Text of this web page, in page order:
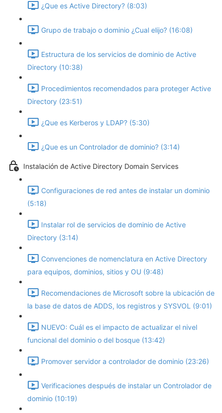
¿Que es Active Directory? (8:03)
Grupo de trabajo o dominio ¿Cual elijo? (16:08)
Estructura de los servicios de dominio de Active
Directory (10:38)
Procedimientos recomendados para proteger Active
Directory (23:51)
¿Que es Kerberos y LDAP? (5:30)
¿Que es un Controlador de dominio? (3:14)
Instalación de Active Directory Domain Services
Configuraciones de red antes de instalar un dominio
(5:18)
Instalar rol de servicios de dominio de Active
Directory (3:14)
Convenciones de nomenclatura en Active Directory
para equipos, dominios, sitios y OU (9:48)
Recomendaciones de Microsoft sobre la ubicación de
la base de datos de ADDS, los registros y SYSVOL (9:01)
NUEVO: Cuál es el impacto de actualizar el nivel
funcional del dominio o del bosque (13:42)
Promover servidor a controlador de dominio (23:26)
Verificaciones después de instalar un Controlador de
dominio (10:19)